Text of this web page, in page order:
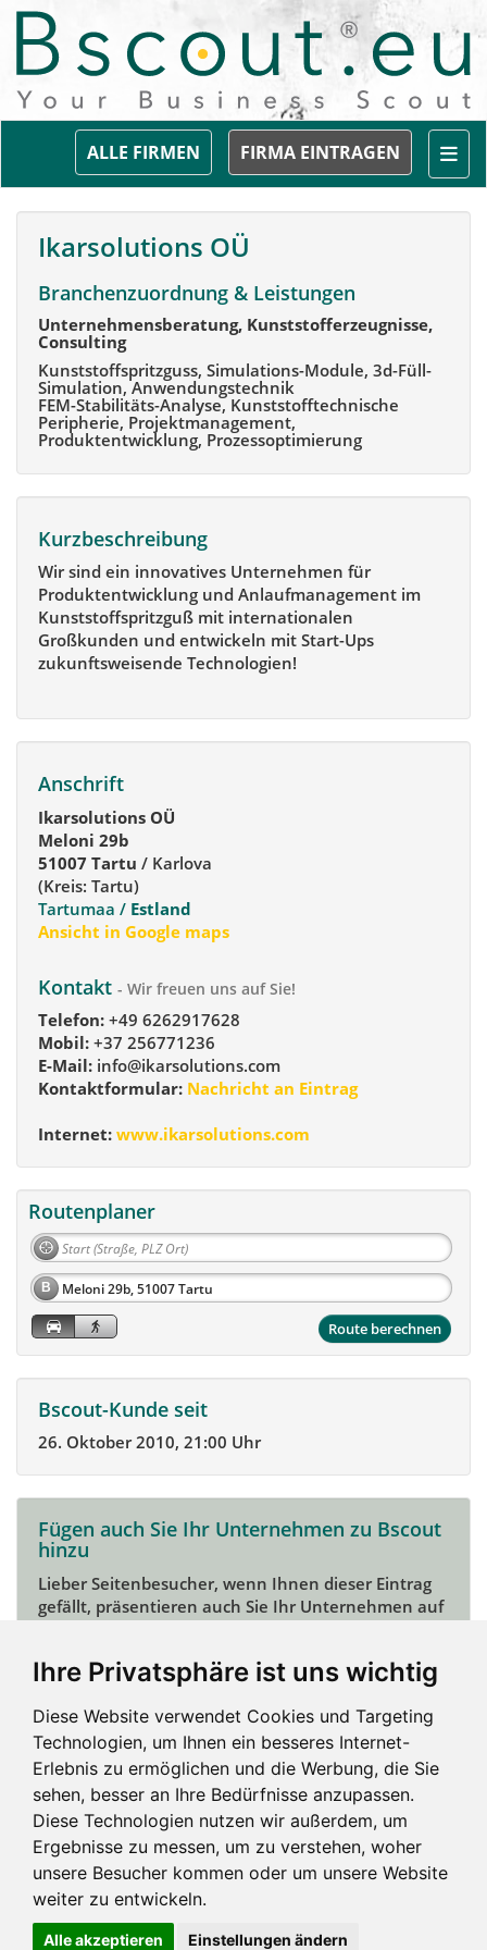
Ihre Privatsphäre ist uns wichtig
Diese Website verwendet Cookies und Targeting
Technologien, um Ihnen ein besseres Internet-
Erlebnis zu ermöglichen und die Werbung, die Sie
sehen, besser an Ihre Bedürfnisse anzupassen.
Diese Technologien nutzen wir außerdem, um
Ergebnisse zu messen, um zu verstehen, woher
unsere Besucher kommen oder um unsere Website
weiter zu entwickeln.
Alle akzeptieren Einstellungen ändern
FIRMA EINTRAGEN
ALLE FIRMEN
Ikarsolutions OÜ
Branchenzuordnung & Leistungen
Unternehmensberatung, Kunststofferzeugnisse,
Consulting
Kunststoffspritzguss, Simulations-Module, 3d-Füll-
Simulation, Anwendungstechnik
FEM-Stabilitäts-Analyse, Kunststofftechnische
Peripherie, Projektmanagement,
Produktentwicklung, Prozessoptimierung
Kurzbeschreibung
Wir sind ein innovatives Unternehmen für
Produktentwicklung und Anlaufmanagement im
Kunststoffspritzguß mit internationalen
Großkunden und entwickeln mit Start-Ups
zukunftsweisende Technologien!
Anschrift
Ikarsolutions OÜ
Meloni 29b
51007 Tartu / Karlova
(Kreis: Tartu)
Tartumaa / Estland
Ansicht in Google maps
Kontakt - Wir freuen uns auf Sie!
Telefon: +49 6262917628
Mobil: +37 256771236
E-Mail: info@ikarsolutions.com
Kontaktformular: Nachricht an Eintrag
Internet: www.ikarsolutions.com
Routenplaner
B
Route berechnen
Bscout-Kunde seit
26. Oktober 2010, 21:00 Uhr
Fügen auch Sie Ihr Unternehmen zu Bscout
hinzu
Lieber Seitenbesucher, wenn Ihnen dieser Eintrag
gefällt, präsentieren auch Sie Ihr Unternehmen auf
Mein Unternehmen hinzufügen